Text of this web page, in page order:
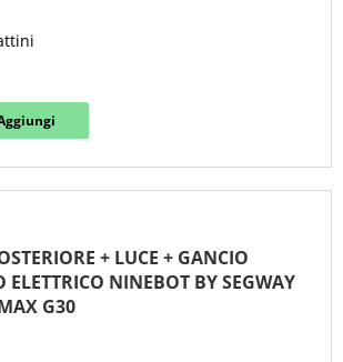
+ LUCE + GANCIO
NINEBOT BY SEGWAY
G30